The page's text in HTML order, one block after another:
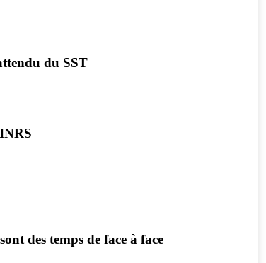
du SST
des temps de face à face